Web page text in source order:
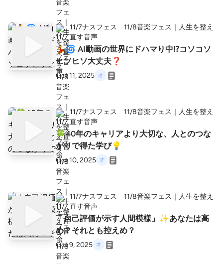
11/7ナスフェス 11/8音楽フェス｜人生を整え
直す音声
💃🌀 AI動画の世界にドハマり中⁉️コソコソ
ヒソヒソ大丈夫❓
Oct 11, 2025
11/7ナスフェス 11/8音楽フェス｜人生を整え
直す音声
🍀40年のキャリアより大切な、人とのつな
がりで得た学び💡
Oct 10, 2025
11/7ナスフェス 11/8音楽フェス｜人生を整え
直す音声
「自己評価が示す人間模様」✨あなたは高
め？それとも控えめ？
Oct 9, 2025